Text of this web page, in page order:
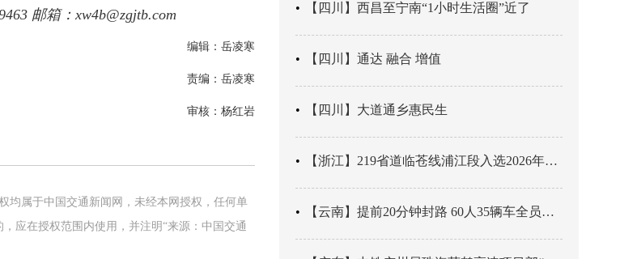
邮箱：xw4b@zgjtb.com
编辑：岳凌寒
责编：岳凌寒
审核：杨红岩
均属于中国交通新闻网，未经本网授权，任何单
应在授权范围内使用，并注明“来源：中国交通
【四川】西昌至宁南“1小时生活圈”近了
【四川】通达 融合 增值
【四川】大道通乡惠民生
【浙江】219省道临苍线浦江段入选2026年度美丽公路项目展示交流活动名单
【云南】提前20分钟封路 60人35辆车全员平安